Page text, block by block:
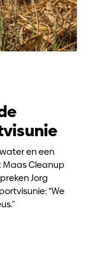
en een
Cleanup
Jorg
“We